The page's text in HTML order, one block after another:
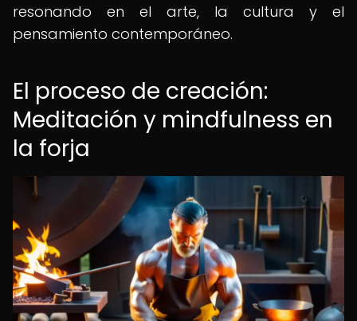
resonando en el arte, la cultura y el
pensamiento contemporáneo.
El proceso de creación:
Meditación y mindfulness en
la forja